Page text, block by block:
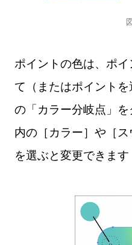
ポイントの色は、ポ
て（またはポイント
の「カラー分岐点」
内の［カラー］や［
を選ぶと変更できます